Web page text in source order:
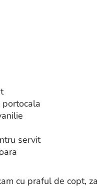
servit
cu praful de copt,